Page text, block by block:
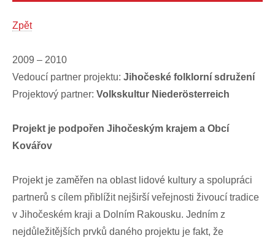
Zpět
2009 – 2010
Vedoucí partner projektu: Jihočeské folklorní sdružení
Projektový partner: Volkskultur Niederösterreich
Projekt je podpořen Jihočeským krajem a Obcí
Kovářov
Projekt je zaměřen na oblast lidové kultury a spolupráci
partnerů s cílem přiblížit nejširší veřejnosti živoucí tradice
v Jihočeském kraji a Dolním Rakousku. Jedním z
nejdůležitějších prvků daného projektu je fakt, že